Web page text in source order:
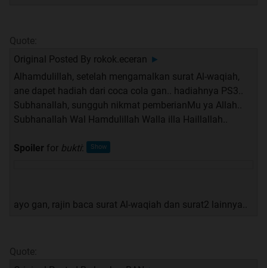
Quote:
Original Posted By rokok.eceran ►
Alhamdulillah, setelah mengamalkan surat Al-waqiah,
ane dapet hadiah dari coca cola gan.. hadiahnya PS3..
Subhanallah, sungguh nikmat pemberianMu ya Allah..
Subhanallah Wal Hamdulillah Walla illa Haillallah..
Spoiler for bukti:
ayo gan, rajin baca surat Al-waqiah dan surat2 lainnya..
Quote: